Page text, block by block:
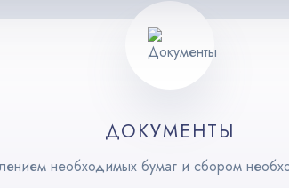
ДОКУМЕНТЫ
необходимых бумаг и сбором